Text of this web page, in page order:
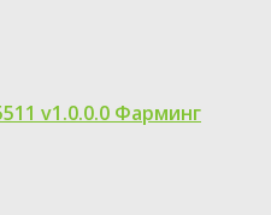
v1.0.0.0 Фарминг